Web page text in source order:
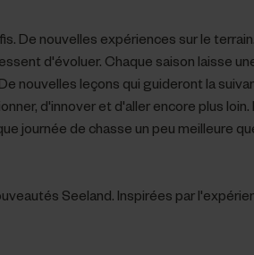
De nouvelles expériences sur le
d'évoluer. Chaque saison laisse
nouvelles leçons qui guideront la
d'innover et d'aller encore plus loin.
journée de chasse un peu meilleure
Seeland. Inspirées par